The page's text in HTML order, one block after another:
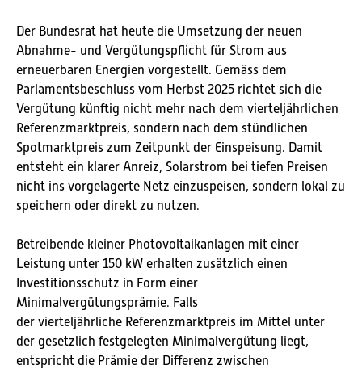
Der Bundesrat hat heute die Umsetzung der neuen
Abnahme- und Vergütungspflicht für Strom aus
erneuerbaren Energien vorgestellt. Gemäss dem
Parlamentsbeschluss vom Herbst 2025 richtet sich die
Vergütung künftig nicht mehr nach dem vierteljährlichen
Referenzmarktpreis, sondern nach dem stündlichen
Spotmarktpreis zum Zeitpunkt der Einspeisung. Damit
entsteht ein klarer Anreiz, Solarstrom bei tiefen Preisen
nicht ins vorgelagerte Netz einzuspeisen, sondern lokal zu
speichern oder direkt zu nutzen.
Betreibende kleiner Photovoltaikanlagen mit einer
Leistung unter 150 kW erhalten zusätzlich einen
Investitionsschutz in Form einer
Minimalvergütungsprämie. Falls
der vierteljährliche Referenzmarktpreis im Mittel unter
der gesetzlich festgelegten Minimalvergütung liegt,
entspricht die Prämie der Differenz zwischen